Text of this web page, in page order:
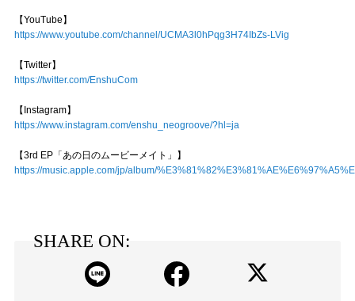
【YouTube】
https://www.youtube.com/channel/UCMA3l0hPqg3H74IbZs-LVig
【Twitter】
https://twitter.com/EnshuCom
【Instagram】
https://www.instagram.com/enshu_neogroove/?hl=ja
【3rd EP「あの日のムービーメイト」】
https://music.apple.com/jp/album/
SHARE ON: